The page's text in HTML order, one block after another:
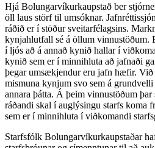
Hjá Bolungarvíkurkaupstað ber
öll laus störf til umsóknar.
ráðið er í stöður sveitarfélagsins.
kynjahlutfall sé á öllum
í ljós að á annað kynið hallar í
kynið sem er í minnihluta að jafnaði
þegar umsækjendur eru jafn hæfir. Við
mismuna kynjum svo sem á
annara þátta. Á þeim vinnustöðum þar
ráðandi skal í auglýsingu starfs koma
sem er í minnihluta í viðkomandi
Starfsfólk Bolungarvíkurkaupstaðar